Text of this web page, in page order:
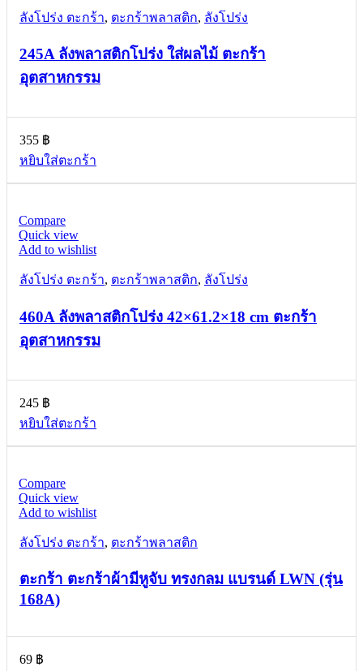
ลังโปร่ง ตะกร้า, ตะกร้าพลาสติก, ลังโปร่ง
245A ลังพลาสติกโปร่ง ใส่ผลไม้ ตะกร้า
อุตสาหกรรม
355 ฿
หยิบใส่ตะกร้า
Compare
Quick view
Add to wishlist
ลังโปร่ง ตะกร้า, ตะกร้าพลาสติก, ลังโปร่ง
460A ลังพลาสติกโปร่ง 42×61.2×18 cm ตะกร้า
อุตสาหกรรม
245 ฿
หยิบใส่ตะกร้า
Compare
Quick view
Add to wishlist
ลังโปร่ง ตะกร้า, ตะกร้าพลาสติก
ตะกร้า ตะกร้าผ้ามีหูจับ ทรงกลม แบรนด์ LWN (รุ่น
168A)
69 ฿